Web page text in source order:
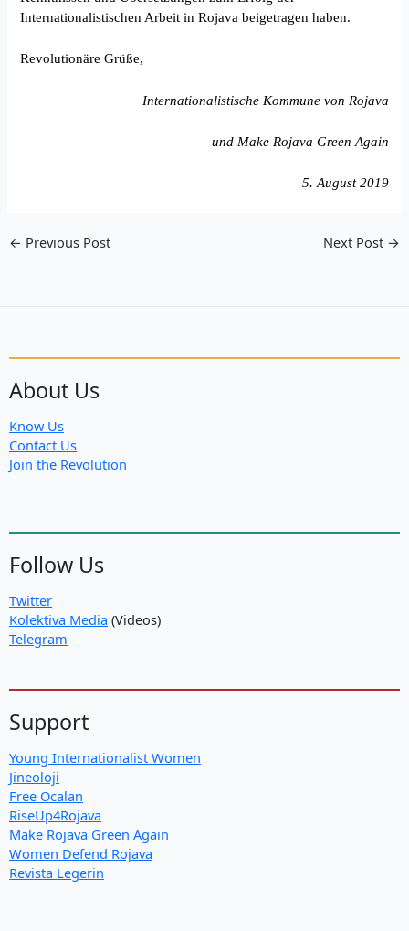
Internationalistischen Arbeit in Rojava beigetragen haben.
Revolutionäre Grüße,
Internationalistische Kommune von Rojava
und Make Rojava Green Again
5. August 2019
← Previous Post Next Post →
About Us
Know Us
Contact Us
Join the Revolution
Follow Us
Twitter
Kolektiva Media (Videos)
Telegram
Support
Young Internationalist Women
Jineoloji
Free Ocalan
RiseUp4Rojava
Make Rojava Green Again
Women Defend Rojava
Revista Legerin